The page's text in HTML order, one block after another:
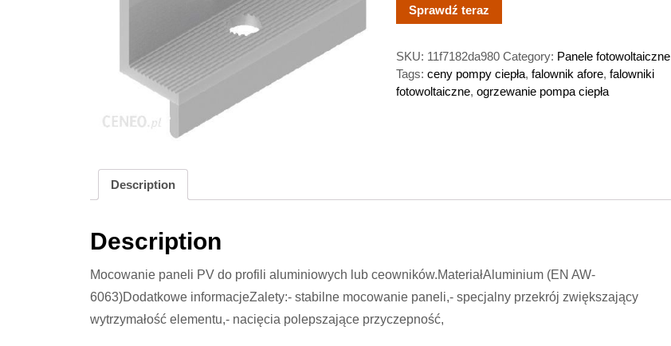
Sprawdź teraz
SKU: 11f7182da980 Category: Panele fotowoltaiczne
Tags: ceny pompy ciepła, falownik afore, falowniki
fotowoltaiczne, ogrzewanie pompa ciepła
Description
Description
Mocowanie paneli PV do profili aluminiowych lub ceowników.MateriałAluminium (EN AW-
6063)Dodatkowe informacjeZalety:- stabilne mocowanie paneli,- specjalny przekrój zwiększający
wytrzymałość elementu,- nacięcia polepszające przyczepność,